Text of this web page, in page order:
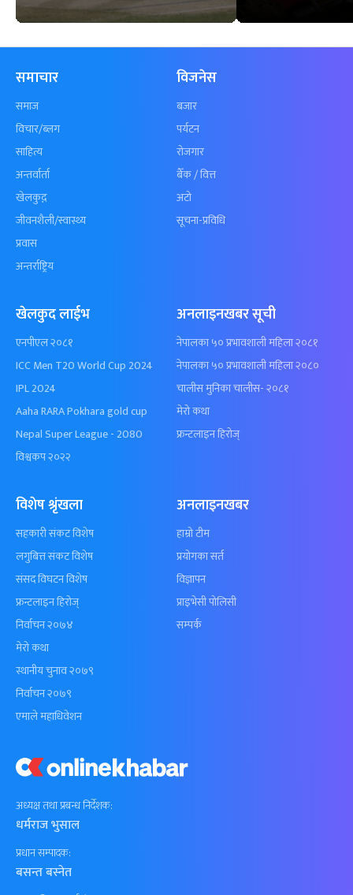
अध्यक्ष तथा प्रबन्ध निर्देशक:
धर्मराज भुसाल
प्रधान सम्पादक:
बसन्त बस्नेत
समाचार
समाज
विचार/ब्लग
साहित्य
अन्तर्वार्ता
खेलकुद़़
जीवनशैली/स्वास्थ्य
प्रवास
अन्तर्राष्ट्रिय
विजनेस
बजार
पर्यटन
रोजगार
बैँक / वित्त
अटो
सूचना-प्रविधि
खेलकुद लाईभ
एनपीएल २०८१
ICC Men T20 World Cup 2024
IPL 2024
Aaha RARA Pokhara gold cup
Nepal Super League - 2080
विश्वकप २०२२
अनलाइनखबर सूची
नेपालका ५० प्रभावशाली महिला २०८१
नेपालका ५० प्रभावशाली महिला २०८०
चालीस मुनिका चालीस- २०८१
मेरो कथा
फ्रन्टलाइन हिरोज्
विशेष श्रृंखला
सहकारी संकट विशेष
लगुबित्त संकट विशेष
संसद विघटन विशेष
फ्रन्टलाइन हिरोज्
निर्वाचन २०७४
मेरो कथा
स्थानीय चुनाव २०७९
निर्वाचन २०७९
एमाले महाधिवेशन
अनलाइनखबर
हाम्रो टीम
प्रयोगका सर्त
विज्ञापन
प्राइभेसी पोलिसी
सम्पर्क